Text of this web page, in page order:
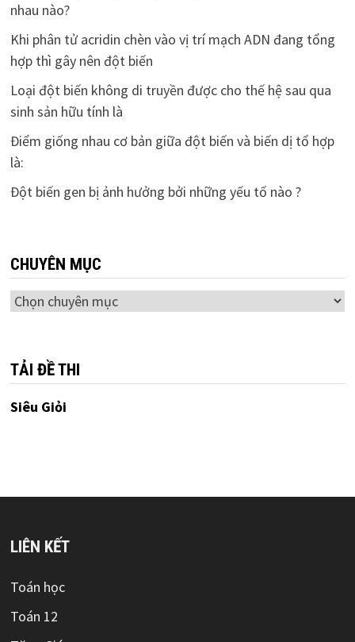
nhau nào?
Khi phân tử acridin chèn vào vị trí mạch ADN đang tổng
hợp thì gây nên đột biến
Loại đột biến không di truyền được cho thế hệ sau qua
sinh sản hữu tính là
Điểm giống nhau cơ bản giữa đột biến và biến dị tổ hợp
là:
Đột biến gen bị ảnh hưởng bởi những yếu tố nào ?
CHUYÊN MỤC
Chuyên
TẢI ĐỀ THI
Siêu Giỏi
LIÊN KẾT
Toán học
Toán 12